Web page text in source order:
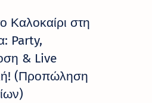
πολυσυλλεκτικό
εκδ…
Καλοκαίρι στη
Party,
& Live
(Προπώληση